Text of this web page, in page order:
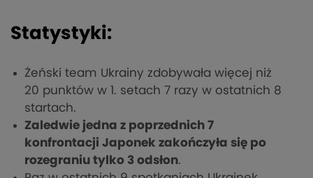
Statystyki:
Żeński team Ukrainy zdobywała więcej niż
20 punktów w 1. setach 7 razy w ostatnich 8
startach.
Zaledwie jedna z poprzednich 7
konfrontacji Japonek zakończyła się po
rozegraniu tylko 3 odsłon.